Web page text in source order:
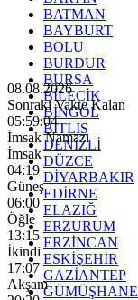
BATMAN
BAYBURT
BOLU
BURDUR
BURSA
BİLECİK
BİNGÖL
BİTLİS
DENİZLİ
DÜZCE
DİYARBAKIR
EDİRNE
ELAZIĞ
ERZURUM
ERZİNCAN
ESKİŞEHİR
GAZİANTEP
GÜMÜŞHANE
08.08.2026
Sonraki Vakte Kalan
05:59:02
İmsak Namazı
İmsak
04:19
Güneş
06:00
Öğle
13:15
İkindi
17:07
Akşam